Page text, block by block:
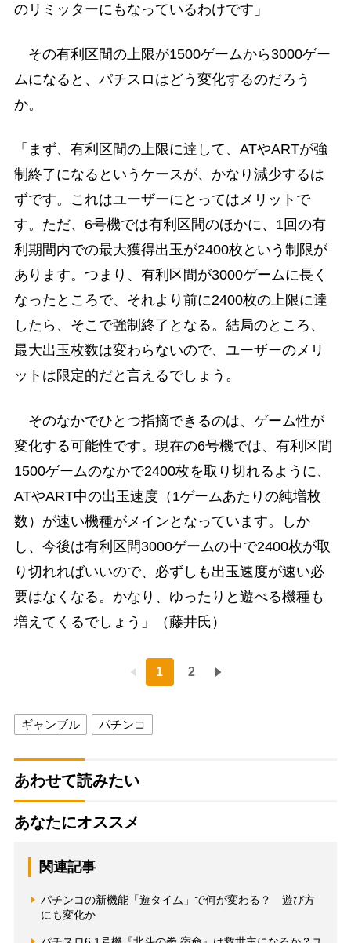
のリミッターにもなっているわけです」
その有利区間の上限が1500ゲームから3000ゲー
ムになると、パチスロはどう変化するのだろう
か。
「まず、有利区間の上限に達して、ATやARTが強
制終了になるというケースが、かなり減少するは
ずです。これはユーザーにとってはメリットで
す。ただ、6号機では有利区間のほかに、1回の有
利期間内での最大獲得出玉が2400枚という制限が
あります。つまり、有利区間が3000ゲームに長く
なったところで、それより前に2400枚の上限に達
したら、そこで強制終了となる。結局のところ、
最大出玉枚数は変わらないので、ユーザーのメリ
ットは限定的だと言えるでしょう。
そのなかでひとつ指摘できるのは、ゲーム性が
変化する可能性です。現在の6号機では、有利区間
1500ゲームのなかで2400枚を取り切れるように、
ATやART中の出玉速度（1ゲームあたりの純増枚
数）が速い機種がメインとなっています。しか
し、今後は有利区間3000ゲームの中で2400枚が取
り切れればいいので、必ずしも出玉速度が速い必
要はなくなる。かなり、ゆったりと遊べる機種も
増えてくるでしょう」（藤井氏）
1 2
ギャンブル パチンコ
あわせて読みたい
あなたにオススメ
関連記事
パチンコの新機能「遊タイム」で何が変わる？ 遊び方
にも変化か